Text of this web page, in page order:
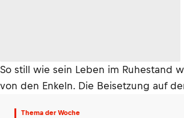
So still wie sein Leben im Ruhestand
von den Enkeln. Die Beisetzung auf
Thema der Woche